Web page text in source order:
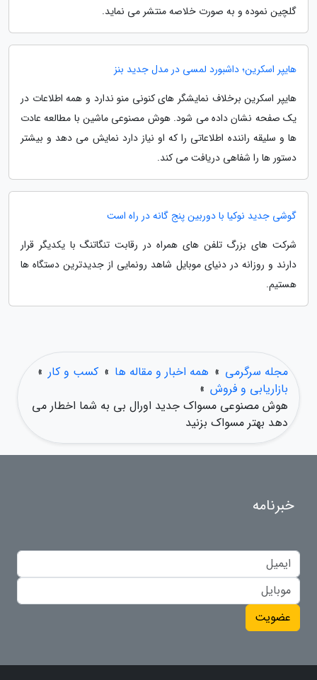
گلچین نموده و به صورت خلاصه منتشر می نماید.
هایپر اسکرین؛ داشبورد لمسی در مدل جدید بنز
هایپر اسکرین برخلاف نمایشگر های کنونی منو ندارد و همه اطلاعات در
یک صفحه نشان داده می شود. هوش مصنوعی ماشین با مطالعه عادت
ها و سلیقه راننده اطلاعاتی را که او نیاز دارد نمایش می دهد و بیشتر
دستور ها را شفاهی دریافت می کند.
گوشی جدید نوکیا با دوربین پنج گانه در راه است
شرکت های بزرگ تلفن های همراه در رقابت تنگاتنگ با یکدیگر قرار
دارند و روزانه در دنیای موبایل شاهد رونمایی از جدیدترین دستگاه ها
هستیم.
مجله سرگرمی » همه اخبار و مقاله ها » کسب و کار »
بازاریابی و فروش »
هوش مصنوعی مسواک جدید اورال بی به شما اخطار می
دهد بهتر مسواک بزنید
خبرنامه
عضویت